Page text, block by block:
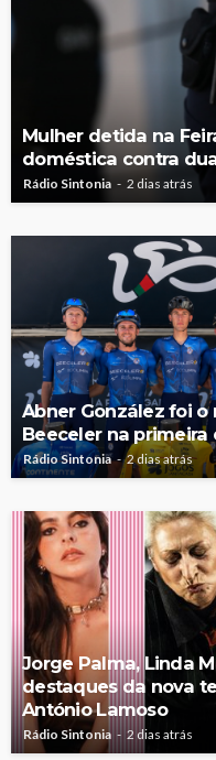
Mulher detida na
doméstica contra
Rádio Sintonia 2 dias atrás
Abner González foi
Beeceler na
Rádio Sintonia 2 dias atrás
Jorge Palma, Linda
destaques da nova
António Lamoso
Rádio Sintonia 2 dias atrás